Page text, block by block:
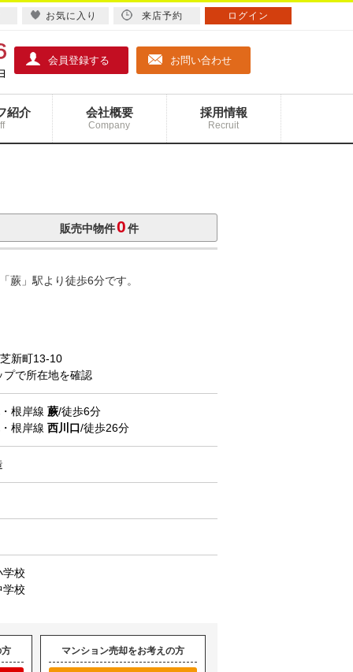
会員登録する お問い合わせ
紹介 会社概要
Company
採用情報
Recruit
販売中物件0件
蕨」駅より徒歩6分です。
新町13-10
プで所在地を確認
根岸線 蕨/徒歩6分
根岸線 西川口/徒歩26分
学校
学校
マンション売却をお考えの方
お気に入り 来店予約 ログイン